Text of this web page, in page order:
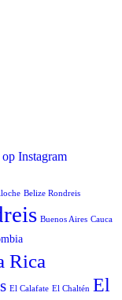
Belize Rondreis
Buenos Aires Cauca
Rica
El Calafate El Chaltén El